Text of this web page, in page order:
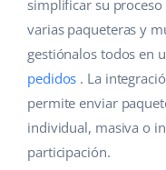
Gestión de envíos
Automatizaciones
Base Connect
IA para e-commerce
Hogar y jardinería
Productos infantiles
Electrónica
Piezas de automóviles
Ayuda
Base Academy
Servicios
english (US)
english (GB)
english (IN)
čeština
simplificar su
varias paqueteras y
gestiónalos todos en
pedidos . La
permite enviar
individual, masiva o
participación.